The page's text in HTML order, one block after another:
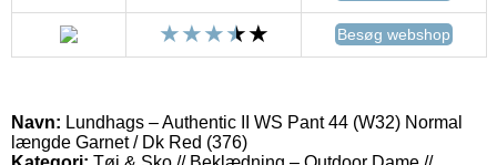
Besøg webshop
Navn: Lundhags – Authentic II WS Pant 44 (W32) Normal
længde Garnet / Dk Red (376)